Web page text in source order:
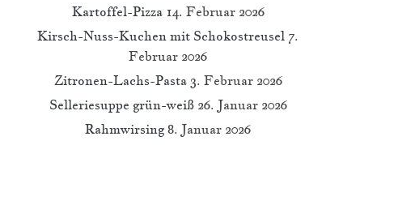
Kartoffel-Pizza 14. Februar 2026
Kirsch-Nuss-Kuchen mit Schokostreusel 7.
Februar 2026
Zitronen-Lachs-Pasta 3. Februar 2026
Selleriesuppe grün-weiß 26. Januar 2026
Rahmwirsing 8. Januar 2026